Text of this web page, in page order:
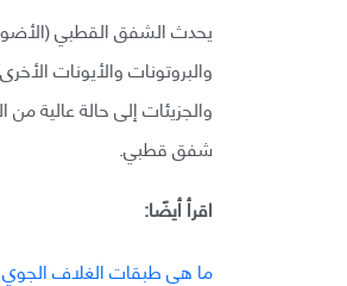
يحدث الشفق القطبي
والبروتونات والأيونات
والجزيئات إلى حالة عالية
شفق قطبي.
اقرأ أيضًا:
ما هي طبقات الغلاف